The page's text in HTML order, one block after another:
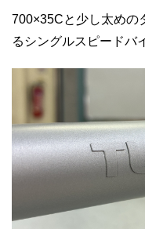
700×35Cと少し太めの
るシングルスピードバ